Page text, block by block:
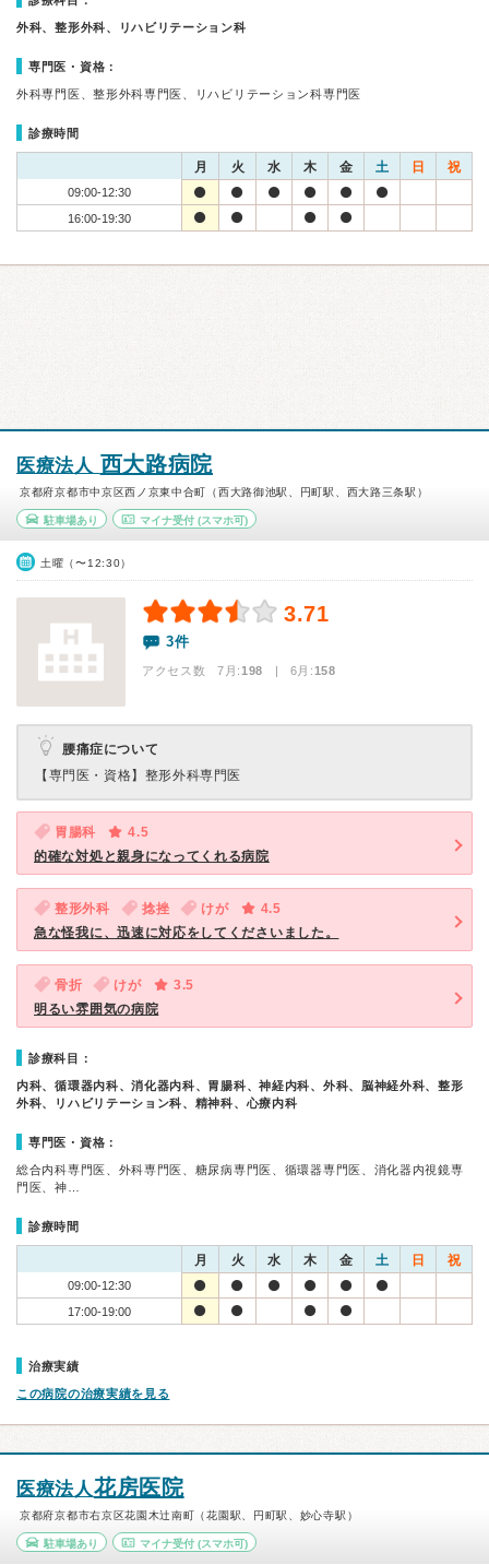
外科、整形外科、リハビリテーション科
専門医・資格：
外科専門医、整形外科専門医、リハビリテーション科専門医
診療時間
月 火 水 木 金 土 日 祝
09:00-12:30
16:00-19:30
医療法人 西大路病院
京都府京都市中京区西ノ京東中合町（西大路御池駅、円町駅、西大路三条駅）
駐車場あり マイナ受付(スマホ可)
土曜（〜12:30）
3.71
3件
アクセス数 7月:198 | 6月:158
腰痛症について
【専門医・資格】 整形外科専門医
胃腸科
4.5
的確な対処と親身になってくれる病院
整形外科 捻挫 けが
4.5
急な怪我に、迅速に対応をしてくださいました。
骨折 けが
3.5
明るい雰囲気の病院
診療科目：
内科、循環器内科、消化器内科、胃腸科、神経内科、外科、脳神経外科、整形
外科、リハビリテーション科、精神科、心療内科
専門医・資格：
総合内科専門医、外科専門医、糖尿病専門医、循環器専門医、消化器内視鏡専
門医、神…
診療時間
月 火 水 木 金 土 日 祝
09:00-12:30
17:00-19:00
治療実績
この病院の治療実績を見る
医療法人花房医院
京都府京都市右京区花園木辻南町（花園駅、円町駅、妙心寺駅）
駐車場あり マイナ受付(スマホ可)